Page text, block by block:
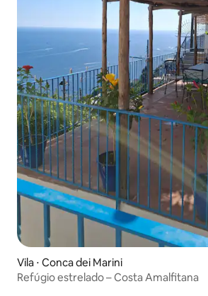
Vila ⋅ Conca dei Marini
Refúgio estrelado – Costa Amalfitana